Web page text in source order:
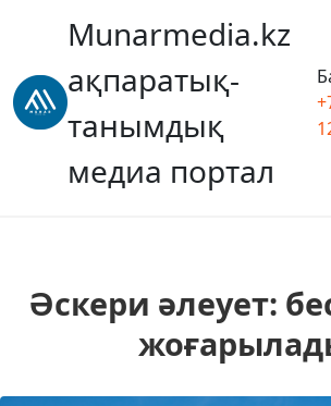
Munarmedia.kz
ақпаратық-
танымдық
медиа портал
Әскери әлеует: